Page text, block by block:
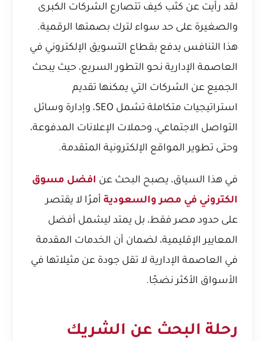
لقد رأيت عن كثب كيف تتصارع الشركات الكبرى
والصغيرة على حد سواء لترك بصمتها الرقمية.
هذا التنافس يدفع بقطاع التسويق الإلكتروني في
العاصمة الإدارية نحو التطور السريع، حيث يبحث
الجميع عن الشركات التي يمكنها تقديم
استراتيجيات متكاملة تشمل SEO، وإدارة وسائل
التواصل الاجتماعي، وحملات الإعلانات المدفوعة،
وحتى تطوير المواقع الإلكترونية المتقدمة.
في هذا السياق، يصبح البحث عن افضل مسوق
الكتروني في مصر والسعودية أمرًا لا يقتصر
على حدود مصر فقط، بل يمتد ليشمل أفضل
المعايير الإقليمية، لضمان أن الخدمات المقدمة
في العاصمة الإدارية لا تقل جودة عن مثيلاتها في
الأسواق الأكثر نضجًا.
رحلة البحث عن الشريك